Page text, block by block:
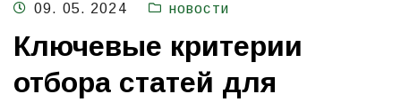
09. 05. 2024 новости
Ключевые критерии
отбора статей для